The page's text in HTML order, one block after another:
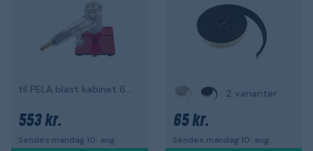
til PELA blast kabinet 63045
553 kr.
Sendes mandag 10. aug.
2 varianter
65 kr.
Sendes mandag 10. aug.